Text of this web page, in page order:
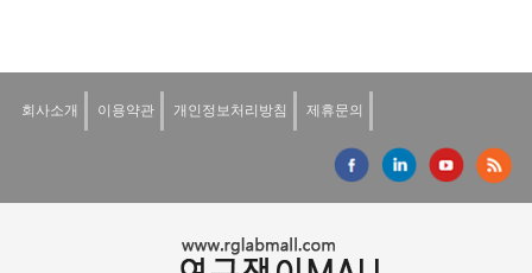
회사소개 이용약관 개인정보처리방침 제휴문의